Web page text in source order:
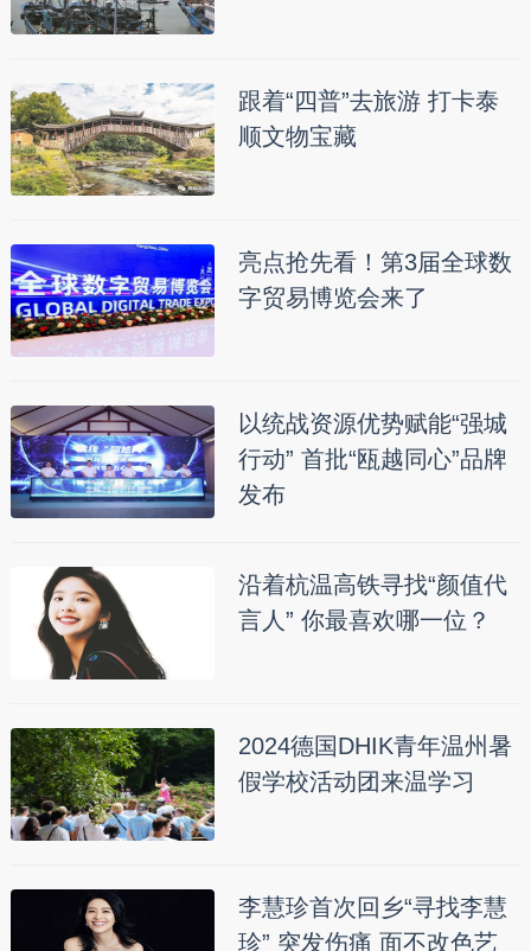
跟着“四普”去旅游 打卡泰
顺文物宝藏
亮点抢先看！第3届全球数
字贸易博览会来了
以统战资源优势赋能“强城
行动” 首批“瓯越同心”品牌
发布
沿着杭温高铁寻找“颜值代
言人” 你最喜欢哪一位？
2024德国DHIK青年温州暑
假学校活动团来温学习
李慧珍首次回乡“寻找李慧
珍” 突发伤痛 面不改色艺